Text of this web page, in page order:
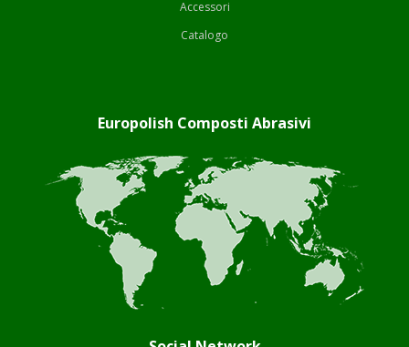
Accessori
Catalogo
Europolish Composti Abrasivi